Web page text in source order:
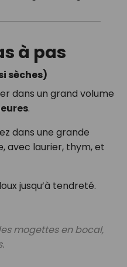
à pas
sèches)
dans un grand volume
.
dans une grande
avec laurier, thym, et
jusqu’à tendreté.
mogettes en bocal,